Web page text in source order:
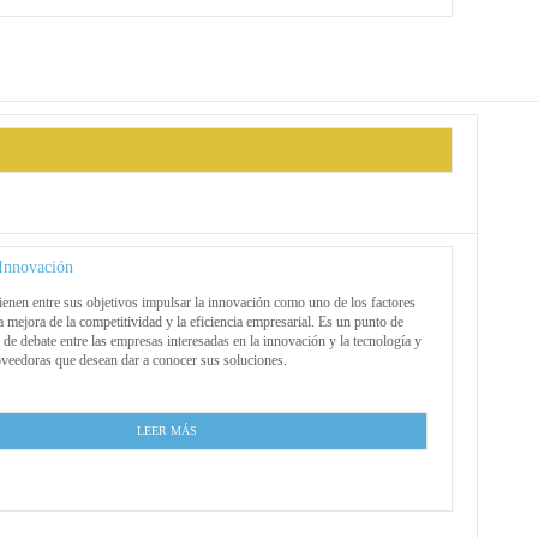
entre sus objetivos impulsar la innovación como uno de los factores
mejora de la competitividad y la eficiencia empresarial. Es un punto de
debate entre las empresas interesadas en la innovación y la tecnología y
que desean dar a conocer sus soluciones.
LEER MÁS